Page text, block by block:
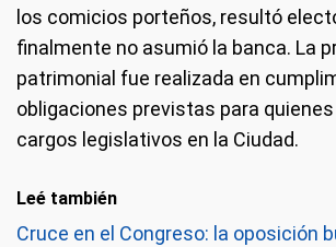
los comicios porteños, resultó
finalmente no asumió la banca. La
patrimonial fue realizada en
obligaciones previstas para
cargos legislativos en la Ciudad.
Leé también
Cruce en el Congreso: la oposición